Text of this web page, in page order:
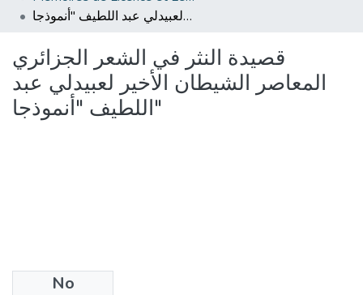
قصيدة النثر في الشعر الجزائري المعاصر الشيطان الأخير لعبيدلي عبد اللطيف "أنموذجا"
قصيدة النثر في الشعر الجزائري
المعاصر الشيطان الأخير لعبيدلي عبد
اللطيف "أنموذجا"
No